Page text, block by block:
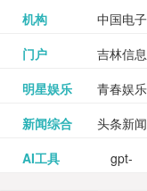
味，豆瓣
电影会推
荐好电影
给你。
网
力资源和
社会保障
聘才网
机构 中国电子
检验检疫
业务网
湖北省粮
食局
门户 吉林信息
网
腾讯充值
中心
明星娱乐 青春娱乐
网
网易娱乐
新闻综合 头条新闻
巾帼网
AI工具 gpt-